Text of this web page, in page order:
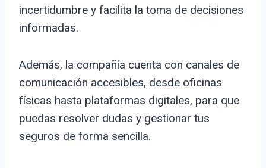
incertidumbre y facilita la toma de decisiones
informadas.
Además, la compañía cuenta con canales de
comunicación accesibles, desde oficinas
físicas hasta plataformas digitales, para que
puedas resolver dudas y gestionar tus
seguros de forma sencilla.